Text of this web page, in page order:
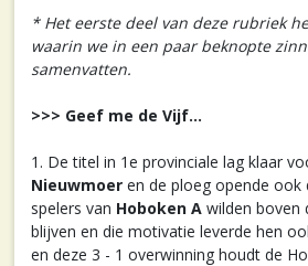
* Het eerste deel van deze rubriek
waarin we in een paar beknopte
samenvatten.
>>> Geef me de Vijf...
1. De titel in 1e provinciale lag klaar
Nieuwmoer en de ploeg opende ook
spelers van Hoboken A wilden boven
blijven en die motivatie leverde hen
en deze 3 - 1 overwinning houdt de